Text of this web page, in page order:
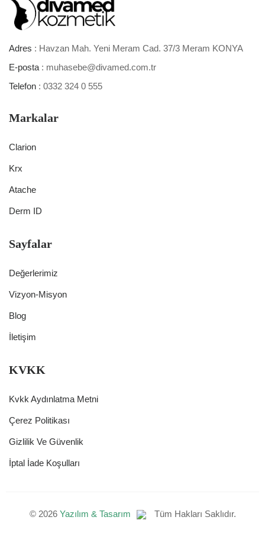
Adres : Havzan Mah. Yeni Meram Cad. 37/3 Meram KONYA
E-posta : muhasebe@divamed.com.tr
Telefon : 0332 324 0 555
Markalar
Clarion
Krx
Atache
Derm ID
Sayfalar
Değerlerimiz
Vizyon-Misyon
Blog
İletişim
KVKK
Kvkk Aydınlatma Metni
Çerez Politikası
Gizlilik Ve Güvenlik
İptal İade Koşulları
© 2026 Yazılım & Tasarım Tüm Hakları Saklıdır.